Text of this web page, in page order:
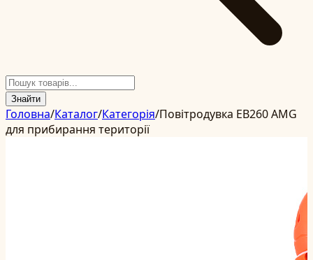
Знайти
Головна/Каталог/Категорія/Повітродувка EB260 AMG
для прибирання території